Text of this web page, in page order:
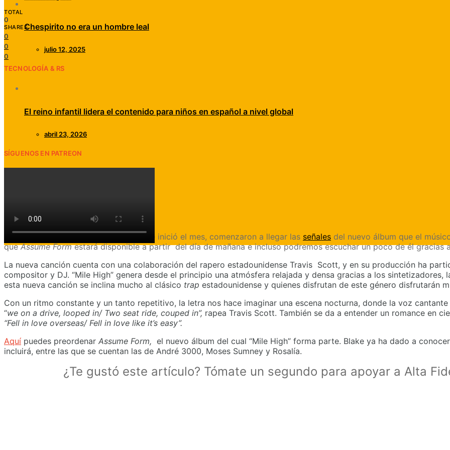
Chespirito no era un hombre leal
julio 12, 2025
TECNOLOGÍA & RS
El reino infantil lidera el contenido para niños en español a nivel global
abril 23, 2026
SÍGUENOS EN PATREON
TOTAL
0
SHARES
0
0
0
[av_dropcap1]D[/av_dropcap1]esde que inició el mes, comenzaron a llegar las señales del nuevo álbum que el
queAssume Formestará disponible a partir del día de mañana e incluso podremos escuchar un poco de él gracias
La nueva canción cuenta con una colaboración del rapero estadounidense Travis Scott, y en su producción ha
compositor y DJ. “Mile High” genera desde el principio una atmósfera relajada y densa gracias a los
esta nueva canción se inclina mucho al clásico trap estadounidense y quienes disfrutan de este género disfrutarán
Con un ritmo constante y un tanto repetitivo, la letra nos hace imaginar una escena nocturna, donde la voz
“we on a drive, looped in/ Two seat ride, couped in”, rapea Travis Scott. También se da a entender un romance en
“Fell in love overseas/ Fell in love like it’s easy”.
Aquí puedes preordenar Assume Form, el nuevo álbum del cual “Mile High” forma parte. Blake ya ha dado a
incluirá, entre las que se cuentan las de André 3000, Moses Sumney y Rosalía.
¿Te gustó este artículo? Tómate un segundo para apoyar a Alta